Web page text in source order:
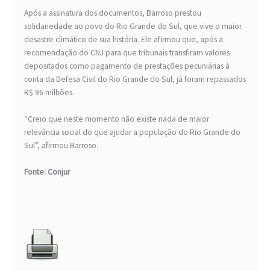
Após a assinatura dos documentos, Barroso prestou
solidariedade ao povo do Rio Grande do Sul, que vive o maior
desastre climático de sua história. Ele afirmou que, após a
recomendação do CNJ para que tribunais transfiram valores
depositados como pagamento de prestações pecuniárias à
conta da Defesa Civil do Rio Grande do Sul, já foram repassados
R$ 96 milhões.
“Creio que neste momento não existe nada de maior
relevância social do que ajudar a população do Rio Grande do
Sul”, afirmou Barroso.
Fonte: Conjur